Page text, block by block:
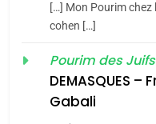
[…] Mon Pourim chez
cohen […]
Pourim des
DEMASQUES –
Gabali